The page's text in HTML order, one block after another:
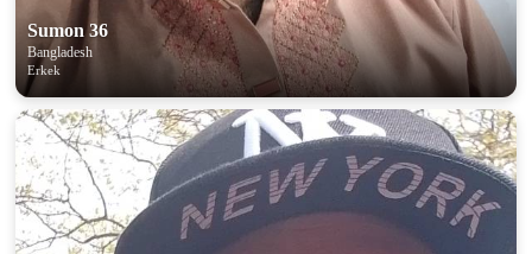
Sumon 36
Bangladesh
Erkek upload your own photo
100% FREE
×10 more visibility